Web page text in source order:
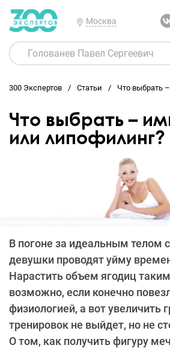
Москва
300 Экспертов Статьи Что выбрать
Что выбрать –
или липофилинг?
В погоне за идеальным телом
девушки проводят уйму
Нарастить объем ягодиц
возможно, если конечно
физиологией, а вот увеличить
тренировок не выйдет, но не
О том, как получить фигуру